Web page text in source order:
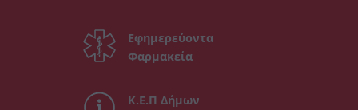
Εφημερεύοντα
Φαρμακεία
Κ.Ε.Π Δήμων